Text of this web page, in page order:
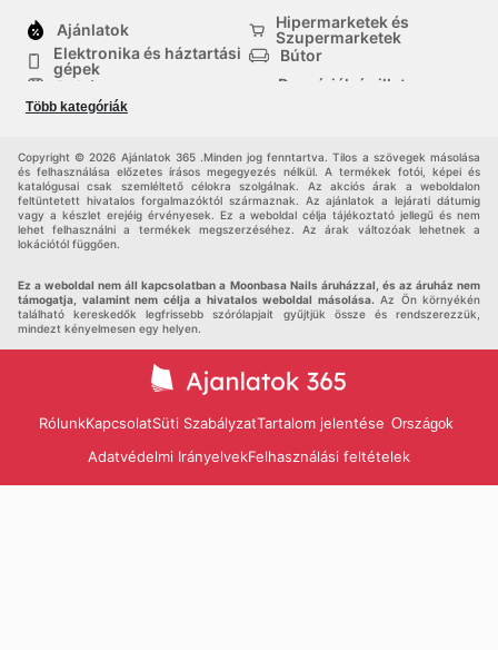
Ajánlatok
Hipermarketek és
Szupermarketek
Elektronika és háztartási
gépek
Bútor
Ruházat
Drogériák és illatszer-
háztartási cikkek
Több kategóriák
Copyright © 2026 Ajánlatok 365 .Minden jog fenntartva. Tilos a szövegek másolása
és felhasználása előzetes írásos megegyezés nélkül. A termékek fotói, képei és
katalógusai csak szemléltető célokra szolgálnak. Az akciós árak a weboldalon
feltüntetett hivatalos forgalmazóktól származnak. Az ajánlatok a lejárati dátumig
vagy a készlet erejéig érvényesek. Ez a weboldal célja tájékoztató jellegű és nem
lehet felhasználni a termékek megszerzéséhez. Az árak változóak lehetnek a
lokációtól függően.
Ez a weboldal nem áll kapcsolatban a Moonbasa Nails áruházzal, és az áruház nem
támogatja, valamint nem célja a hivatalos weboldal másolása. Az Ön környékén
található kereskedők legfrissebb szórólapjait gyűjtjük össze és rendszerezzük,
mindezt kényelmesen egy helyen.
RólunkKapcsolatSüti SzabályzatTartalom jelentése Országok
Adatvédelmi IrányelvekFelhasználási feltételek